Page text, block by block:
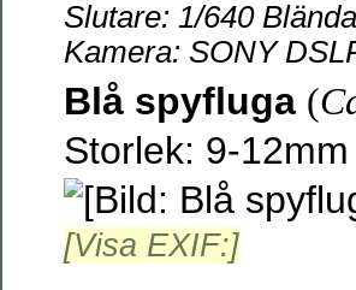
Slutare: 1/640
Kamera: SONY
Blå spyfluga (
Storlek: 9-12mm
[Visa EXIF:]